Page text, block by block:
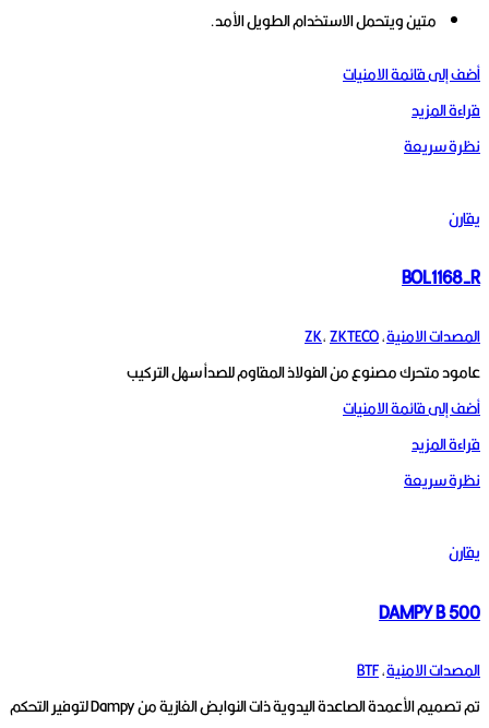
متين ويتحمل الاستخدام الطويل الأمد.
أضف إلى قائمة الامنيات
قراءة المزيد
نظرة سريعة
يقارن
BOL1168-R
المصدات الامنية,
ZK,ZKTECO
عامود متحرك مصنوع من الفولاذ المقاوم للصدأ سهل التركيب
أضف إلى قائمة الامنيات
قراءة المزيد
نظرة سريعة
يقارن
DAMPY B 500
المصدات الامنية,
BTF
تم تصميم الأعمدة الصاعدة اليدوية ذات النوابض الغازية من Dampy لتوفير التحكم